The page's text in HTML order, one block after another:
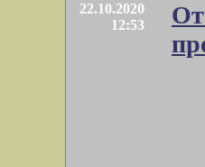
22.10.2020
12:53